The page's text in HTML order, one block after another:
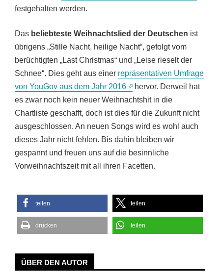
festgehalten werden.
Das beliebteste Weihnachtslied der Deutschen ist
übrigens „Stille Nacht, heilige Nacht“, gefolgt vom
berüchtigten „Last Christmas“ und „Leise rieselt der
Schnee“. Dies geht aus einer repräsentativen Umfrage
von YouGov aus dem Jahr 2016
hervor. Derweil hat
es zwar noch kein neuer Weihnachtshit in die
Chartliste geschafft, doch ist dies für die Zukunft nicht
ausgeschlossen. An neuen Songs wird es wohl auch
dieses Jahr nicht fehlen. Bis dahin bleiben wir
gespannt und freuen uns auf die besinnliche
Vorweihnachtszeit mit all ihren Facetten.
teilen teilen
drucken teilen
ÜBER DEN AUTOR